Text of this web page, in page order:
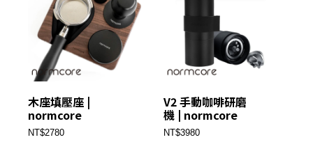
木座填壓座 |
normcore
NT$2780
V2 手動咖啡研磨
機 | normcore
NT$3980